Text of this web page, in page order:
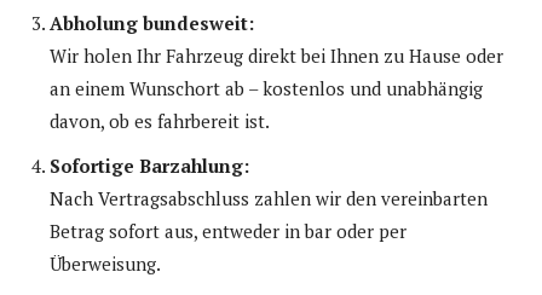
Abholung bundesweit:
Wir holen Ihr Fahrzeug direkt bei Ihnen zu Hause oder
an einem Wunschort ab – kostenlos und unabhängig
davon, ob es fahrbereit ist.
Sofortige Barzahlung:
Nach Vertragsabschluss zahlen wir den vereinbarten
Betrag sofort aus, entweder in bar oder per
Überweisung.